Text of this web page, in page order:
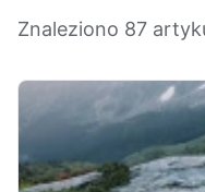
Znaleziono 87